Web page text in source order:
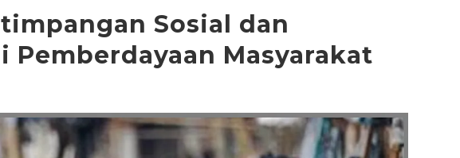
Sosial dan
Pemberdayaan Masyarakat